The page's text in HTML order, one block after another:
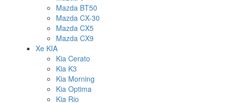
Mazda BT50
Mazda CX-30
Mazda CX5
Mazda CX9
Xe KIA
Kia Cerato
Kia K3
Kia Morning
Kia Optima
Kia Rio